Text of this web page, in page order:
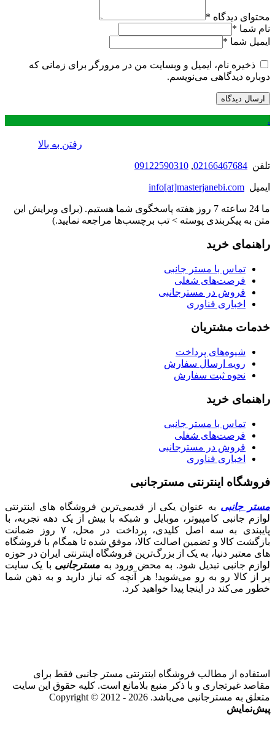
محتوای دیدگاه *
نام شما *
ایمیل شما *
ذخیره نام، ایمیل و وبسایت من در مرورگر برای زمانی که
دوباره دیدگاهی می‌نویسم.
.
رفتن به بالا
تلفن 02166467684
,
09122590310
ایمیل info[at]masterjanebi.com
ما 24 ساعته 7 روز هفته پاسخگوی شما هستیم. (برای ویرایش این
متن به پیکربندی پوسته > تب برچسب‌ها مراجعه نمایید.)
راهنمای خرید
تماس با مستر جانبی
فرصت‌های شغلی
فروش در مسترجانبی
اخباری فناوری
خدمات مشتریان
شیوه‌های پرداخت
رویه ارسال سفارش
نحوه ثبت سفارش
راهنمای خرید
تماس با مستر جانبی
فرصت‌های شغلی
فروش در مسترجانبی
اخباری فناوری
فروشگاه اینترنتی مسترجانبی
مستر جانبی به عنوان یکی از قدیمی‌ترین فروشگاه های اینترنتی
لوازم جانبی کامپیوتر، موبایل و شبکه با بیش از یک دهه تجربه، با
پایبندی به سه اصل کلیدی، پرداخت در محل، ۷ روز ضمانت
بازگشت کالا و تضمین اصالت کالا، موفق شده تا همگام با فروشگاه‌
های معتبر دنیا، به یک از بزرگ‌ترین فروشگاه اینترنتی ایران در حوزه
لوازم جانبی تبدیل شود. به محض ورود به مسترجانبی با یک سایت
پر از کالا رو به رو می‌شوید! هر آنچه که نیاز دارید و به ذهن شما
خطور می‌کند در اینجا پیدا خواهید کرد.
استفاده از مطالب فروشگاه اینترنتی مستر جانبی فقط برای
مقاصد غیرتجاری و با ذکر منبع بلامانع است. کلیه حقوق این سایت
متعلق به مسترجانبی می‌باشد. Copyright © 2012 - 2026
پیش‌نمایش